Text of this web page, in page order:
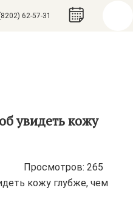
62-57-31
увидеть кожу
Просмотров: 265
кожу глубже, чем